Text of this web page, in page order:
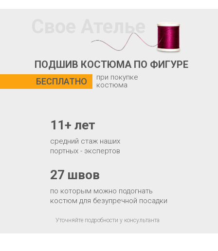
Свое Ателье
ПОДШИВ КОСТЮМА ПО ФИГУРЕ
БЕСПЛАТНО
по которым можно подогнать
костюм для безупречной посадки
27 швов
средний стаж наших
портных - экспертов
11+ лет
при покупке
костюма
Уточняйте подробности у консультанта